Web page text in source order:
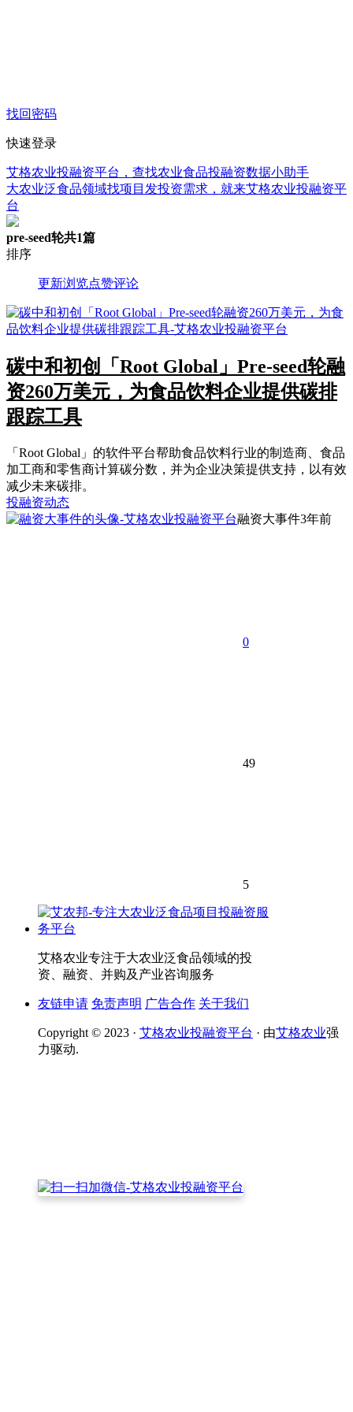
找回密码
快速登录
艾格农业投融资平台，查找农业食品投融资数据小助手
大农业泛食品领域找项目发投资需求，就来艾格农业投融资平
台
pre-seed轮共1篇
排序
更新浏览点赞评论
碳中和初创「Root Global」Pre-seed轮融
资260万美元，为食品饮料企业提供碳排
跟踪工具
「Root Global」的软件平台帮助食品饮料行业的制造商、食品
加工商和零售商计算碳分数，并为企业决策提供支持，以有效
减少未来碳排。
投融资动态
融资大事件3年前
0
49
5
艾格农业专注于大农业泛食品领域的投
资、融资、并购及产业咨询服务
友链申请 免责声明 广告合作 关于我们
Copyright © 2023 · 艾格农业投融资平台 · 由艾格农业强
力驱动.